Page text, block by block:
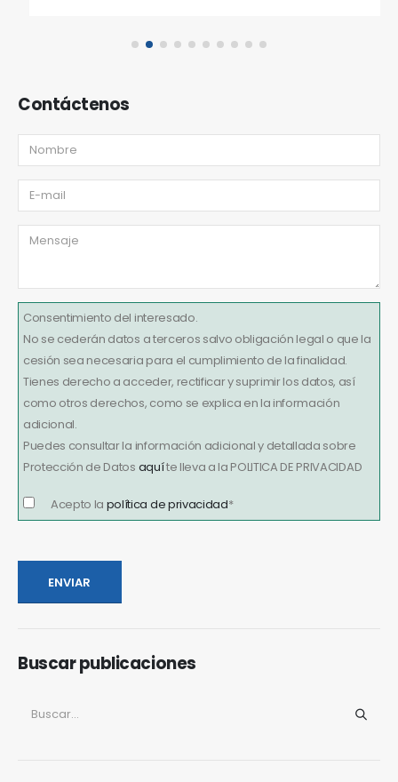
Contáctenos
Consentimiento del interesado.
No se cederán datos a terceros salvo obligación legal o que la
cesión sea necesaria para el cumplimiento de la finalidad.
Tienes derecho a acceder, rectificar y suprimir los datos, así
como otros derechos, como se explica en la información
adicional.
Puedes consultar la información adicional y detallada sobre
Protección de Datos aquíte lleva a la POLITICA DE PRIVACIDAD
Acepto la política de privacidad*
favor,
este
ENVIAR
Buscar publicaciones